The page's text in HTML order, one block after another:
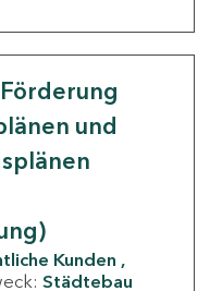
und
Kunden
Städtebau